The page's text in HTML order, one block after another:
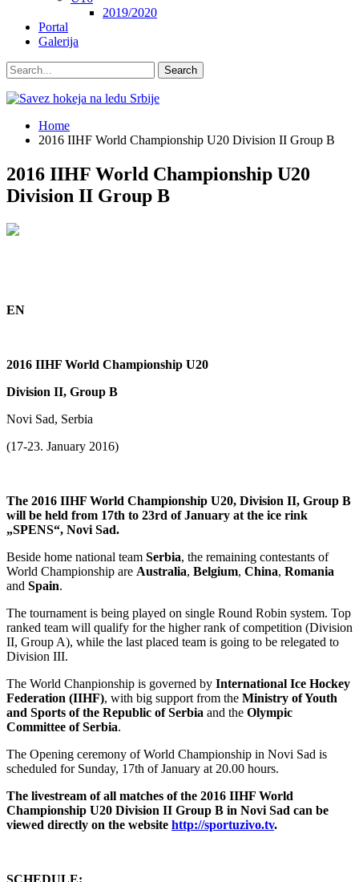
2019/2020
Portal
Galerija
Home
2016 IIHF World Championship U20 Division II Group B
2016 IIHF World Championship U20
Division II Group B
EN
2016 IIHF World Championship U20
Division II, Group B
Novi Sad, Serbia
(17-23. January 2016)
The 2016 IIHF World Championship U20, Division II, Group B
will be held from 17th to 23rd of January at the ice rink
„SPENS“, Novi Sad.
Beside home national team Serbia, the remaining contestants of
World Championship are Australia, Belgium, China, Romania
and Spain.
The tournament is being played on single Round Robin system. Top
ranked team will qualify for the higher rank of competition (Division
II, Group A), while the last placed team is going to be relegated to
Division III.
The World Chanpionship is governed by International Ice Hockey
Federation (IIHF), with big support from the Ministry of Youth
and Sports of the Republic of Serbia and the Olympic
Committee of Serbia.
The Opening ceremony of World Championship in Novi Sad is
scheduled for Sunday, 17th of January at 20.00 hours.
The livestream of all matches of the 2016 IIHF World
Championship U20 Division II Group B in Novi Sad can be
viewed directly on the website http://sportuzivo.tv.
SCHEDULE: